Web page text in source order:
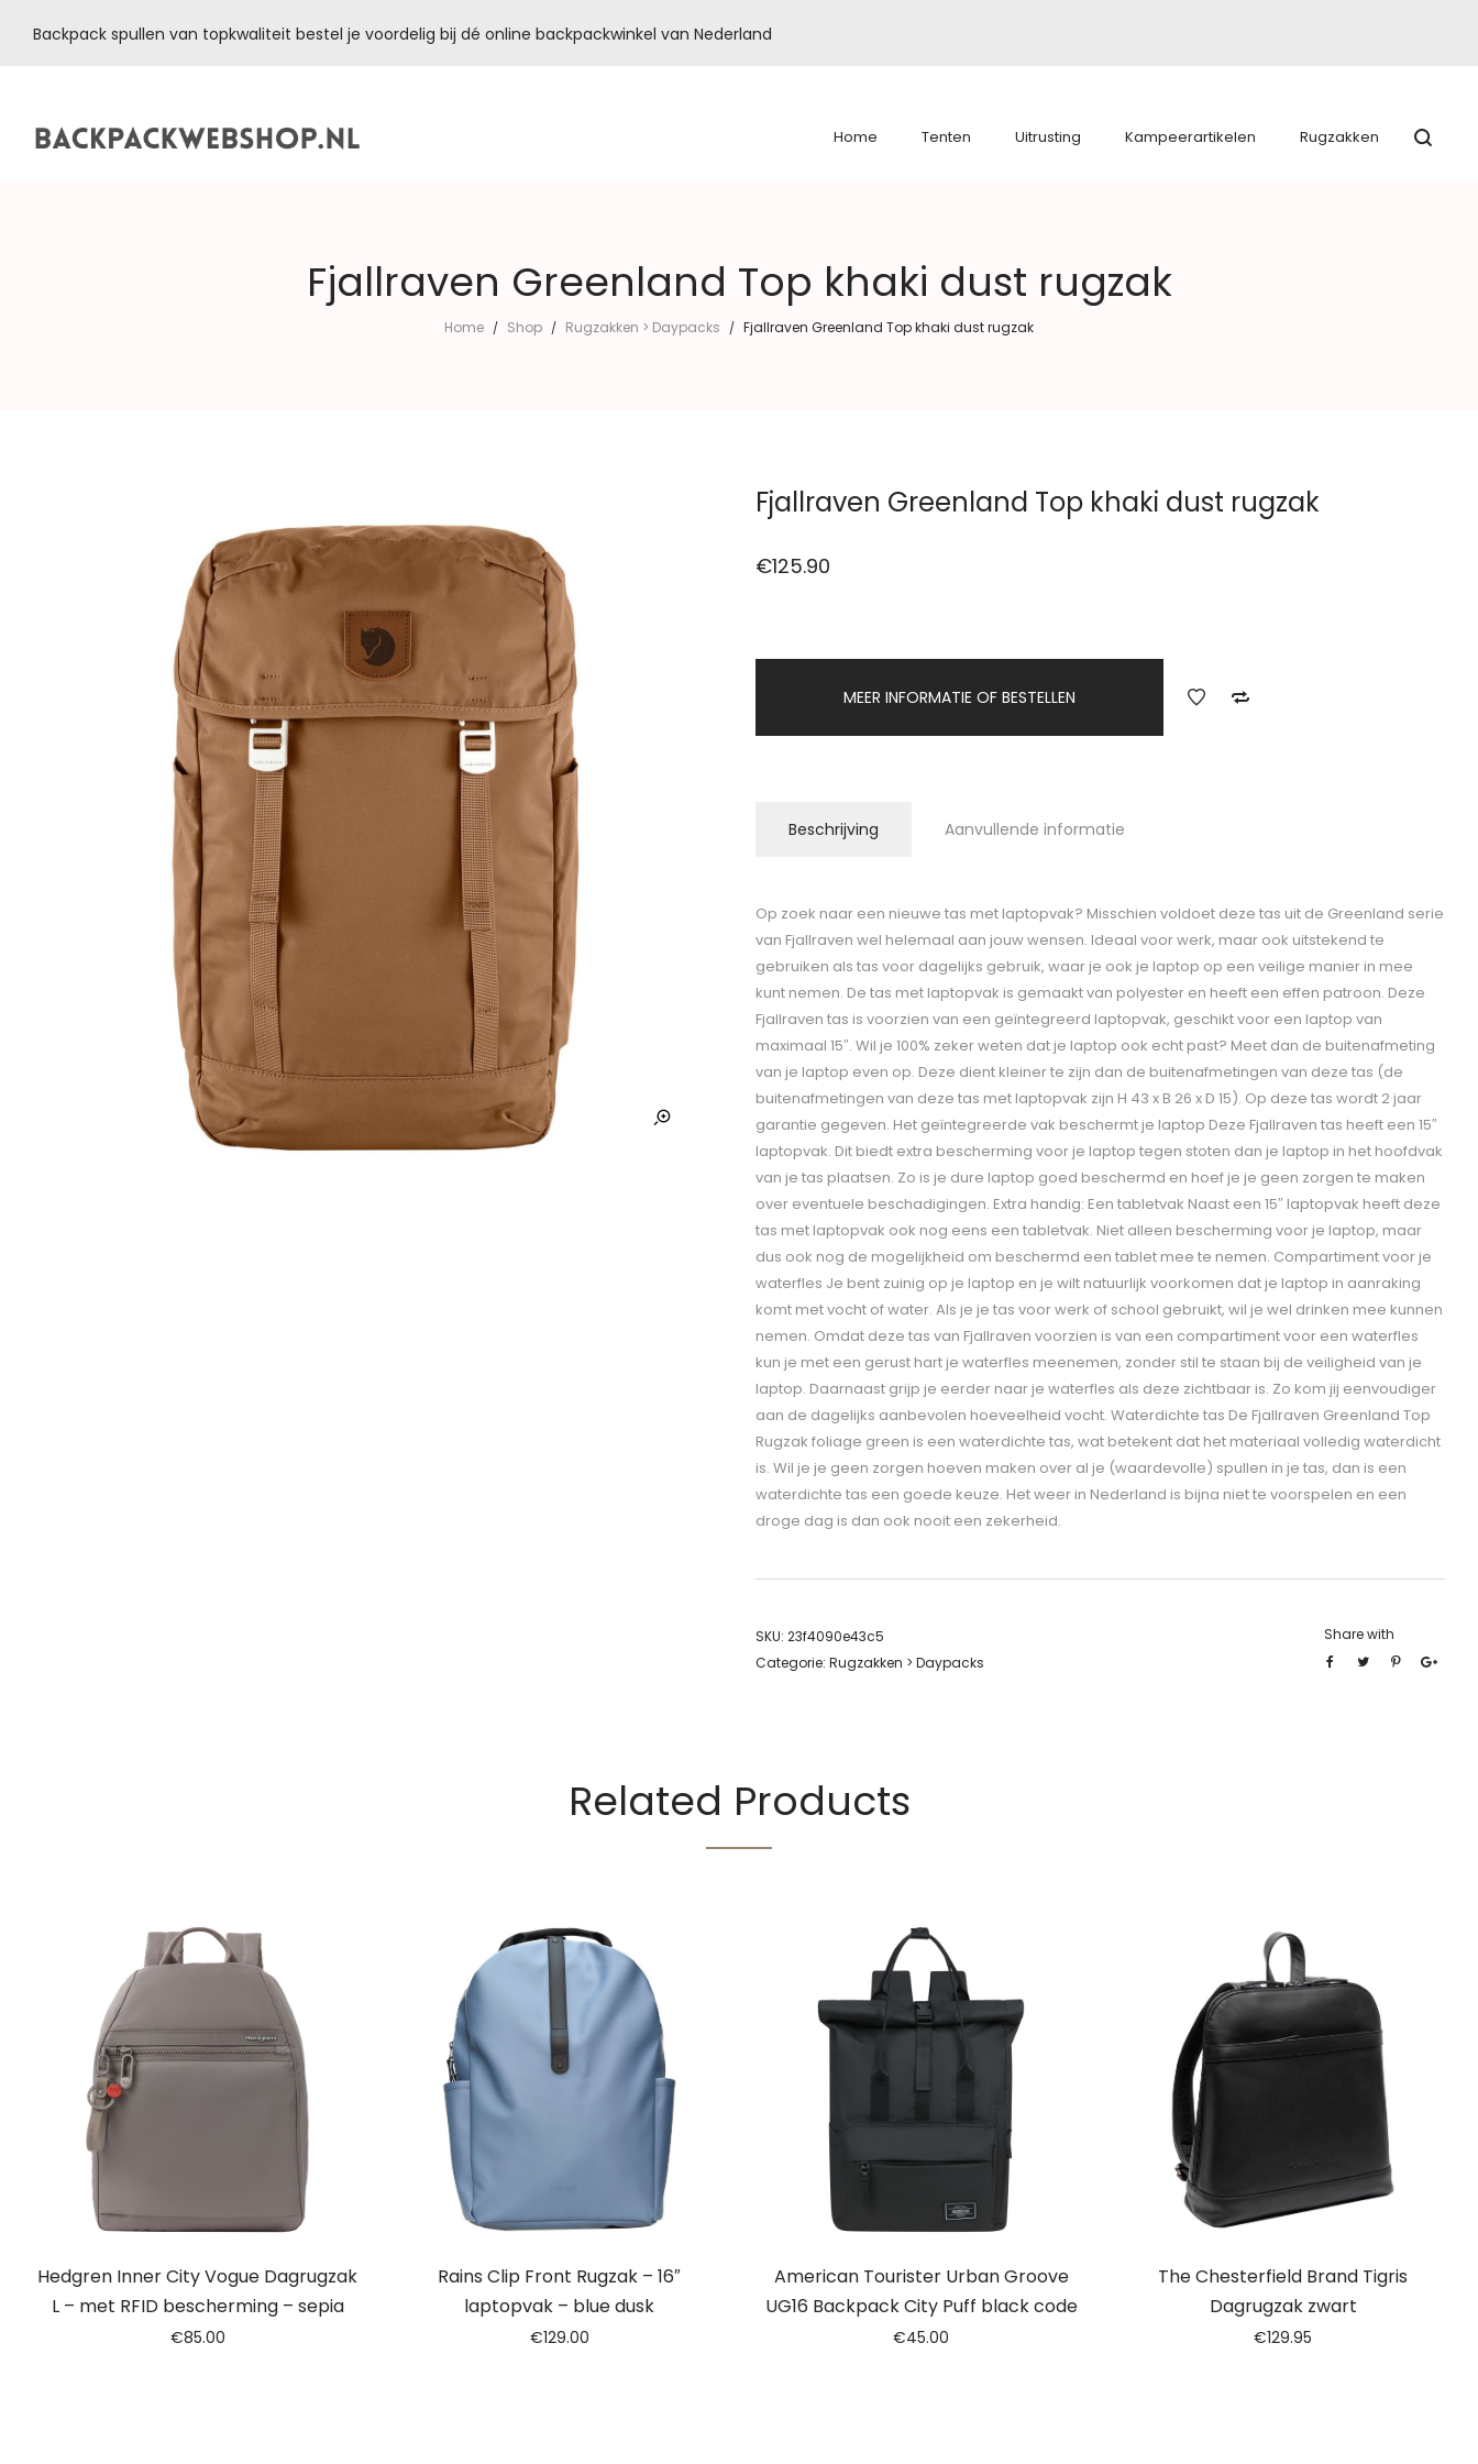
Backpack spullen van topkwaliteit bestel je voordelig bij dé online backpackwinkel van Nederland
Home Tenten Uitrusting Kampeerartikelen Rugzakken
Fjallraven Greenland Top khaki dust rugzak
Home / Shop / Rugzakken > Daypacks / Fjallraven Greenland Top khaki dust rugzak
Fjallraven Greenland Top khaki dust rugzak
€125.90
MEER INFORMATIE OF BESTELLEN
Beschrijving Aanvullende informatie
Op zoek naar een nieuwe tas met laptopvak? Misschien voldoet deze tas uit de Greenland serie
van Fjallraven wel helemaal aan jouw wensen. Ideaal voor werk, maar ook uitstekend te
gebruiken als tas voor dagelijks gebruik, waar je ook je laptop op een veilige manier in mee
kunt nemen. De tas met laptopvak is gemaakt van polyester en heeft een effen patroon. Deze
Fjallraven tas is voorzien van een geïntegreerd laptopvak, geschikt voor een laptop van
maximaal 15″. Wil je 100% zeker weten dat je laptop ook echt past? Meet dan de buitenafmeting
van je laptop even op. Deze dient kleiner te zijn dan de buitenafmetingen van deze tas (de
buitenafmetingen van deze tas met laptopvak zijn H 43 x B 26 x D 15). Op deze tas wordt 2 jaar
garantie gegeven. Het geïntegreerde vak beschermt je laptop Deze Fjallraven tas heeft een 15″
laptopvak. Dit biedt extra bescherming voor je laptop tegen stoten dan je laptop in het hoofdvak
van je tas plaatsen. Zo is je dure laptop goed beschermd en hoef je je geen zorgen te maken
over eventuele beschadigingen. Extra handig: Een tabletvak Naast een 15″ laptopvak heeft deze
tas met laptopvak ook nog eens een tabletvak. Niet alleen bescherming voor je laptop, maar
dus ook nog de mogelijkheid om beschermd een tablet mee te nemen. Compartiment voor je
waterfles Je bent zuinig op je laptop en je wilt natuurlijk voorkomen dat je laptop in aanraking
komt met vocht of water. Als je je tas voor werk of school gebruikt, wil je wel drinken mee kunnen
nemen. Omdat deze tas van Fjallraven voorzien is van een compartiment voor een waterfles
kun je met een gerust hart je waterfles meenemen, zonder stil te staan bij de veiligheid van je
laptop. Daarnaast grijp je eerder naar je waterfles als deze zichtbaar is. Zo kom jij eenvoudiger
aan de dagelijks aanbevolen hoeveelheid vocht. Waterdichte tas De Fjallraven Greenland Top
Rugzak foliage green is een waterdichte tas, wat betekent dat het materiaal volledig waterdicht
is. Wil je je geen zorgen hoeven maken over al je (waardevolle) spullen in je tas, dan is een
waterdichte tas een goede keuze. Het weer in Nederland is bijna niet te voorspelen en een
droge dag is dan ook nooit een zekerheid.
SKU: 23f4090e43c5
Categorie: Rugzakken > Daypacks
Share with
Related Products
Hedgren Inner City Vogue Dagrugzak
L – met RFID bescherming – sepia
€85.00
Rains Clip Front Rugzak – 16″
laptopvak – blue dusk
€129.00
American Tourister Urban Groove
UG16 Backpack City Puff black code
€45.00
The Chesterfield Brand Tigris
Dagrugzak zwart
€129.95